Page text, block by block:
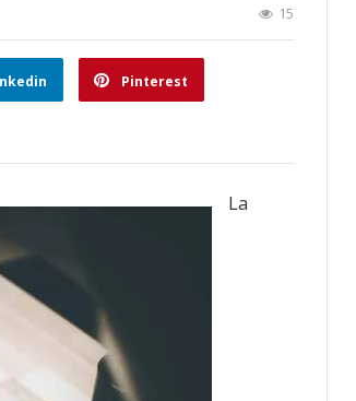
15
Pinterest
La